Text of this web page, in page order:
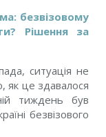
безвізовому
Рішення за
ситуація не
як це здавалося
тиждень був
безвізового